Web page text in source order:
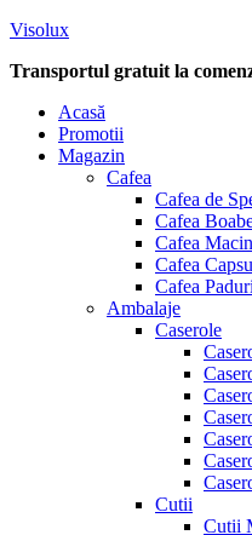
Visolux
Transportul gratuit la
Menu
Acasă
Promotii
Magazin
Cafea
Cafea de
Cafea
Cafea
Cafea
Cafea Paduri
Ambalaje
Caserole
Cutii
Cutii